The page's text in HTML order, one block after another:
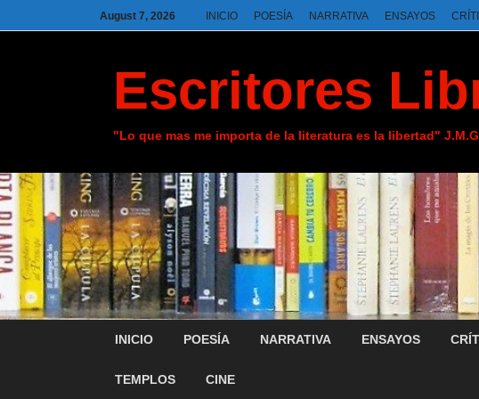
August 7, 2026 INICIO POESÍA NARRATIVA ENSAYOS
Escritores
"Lo que mas me importa de la literatura es la libertad"
INICIO POESÍA NARRATIVA ENSAYOS
TEMPLOS CINE